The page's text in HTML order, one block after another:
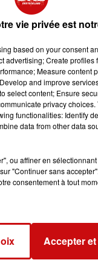
situéà Batorama
vie privée est
based on your consent
advertising; Create
Measure content
and improve
content; Ensure
privacy
functionalities: Identify
data from other data
ou affiner en
"Continuer sans
consentement à tout
Accepter